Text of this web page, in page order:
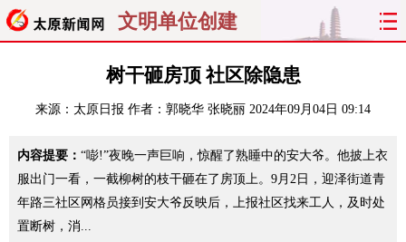
文明单位创建
聚焦 太原
经济 关注 文明 出行
纵横 曝光 综合 专题
旅游 理财 政务 教育
树干砸房顶 社区除隐患
来源： 太原日报 作者：郭晓华 张晓丽 2024年09月04日 09:14
内容提要： “嘭!”夜晚一声巨响，惊醒了熟睡中的安大爷。他披上衣
服出门一看，一截柳树的枝干砸在了房顶上。9月2日，迎泽街道青
年路三社区网格员接到安大爷反映后，上报社区找来工人，及时处
置断树，消...